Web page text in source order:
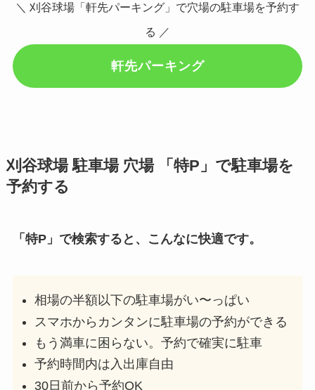
＼ 刈谷球場「軒先パーキング」で穴場の駐車場を予約す
る ／
軒先パーキング
刈谷球場駐車場 穴場 「特P」で駐車場を
予約する
「特P」で検索すると、こんなに快適です。
相場の半額以下の駐車場がい〜っぱい
スマホからカンタンに駐車場の予約ができる
もう満車に困らない。予約で確実に駐車
予約時間内は入出庫自由
30日前から予約OK